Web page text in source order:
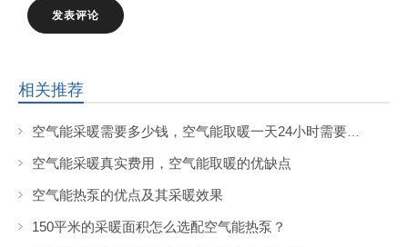
相关推荐
空气能采暖真实费用，空气能取暖的优缺点
空气能热泵的优点及其采暖效果
150平米的采暖面积怎么选配空气能热泵？